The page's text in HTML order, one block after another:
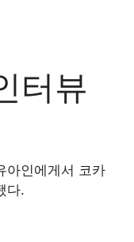
터뷰
아인에게서 코카
다.